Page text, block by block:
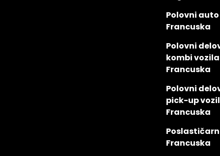
Polovni
Francuska
Polovni
kombi vozila
Francuska
Polovni
pick-up
Francuska
Francuska